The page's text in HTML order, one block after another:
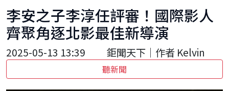
李安之子李淳任評審！國際影人
齊聚角逐北影最佳新導演
2025-05-13 13:39 鉅聞天下｜作者 Kelvin
聽新聞